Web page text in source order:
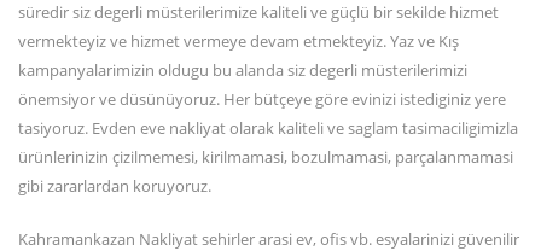
süredir siz degerli müsterilerimize kaliteli ve güçlü bir sekilde hizmet
vermekteyiz ve hizmet vermeye devam etmekteyiz. Yaz ve Kış
kampanyalarimizin oldugu bu alanda siz degerli müsterilerimizi
önemsiyor ve düsünüyoruz. Her bütçeye göre evinizi istediginiz yere
tasiyoruz. Evden eve nakliyat olarak kaliteli ve saglam tasimaciligimizla
ürünlerinizin çizilmemesi, kirilmamasi, bozulmamasi, parçalanmamasi
gibi zararlardan koruyoruz.
Kahramankazan Nakliyat sehirler arasi ev, ofis vb. esyalarinizi güvenilir